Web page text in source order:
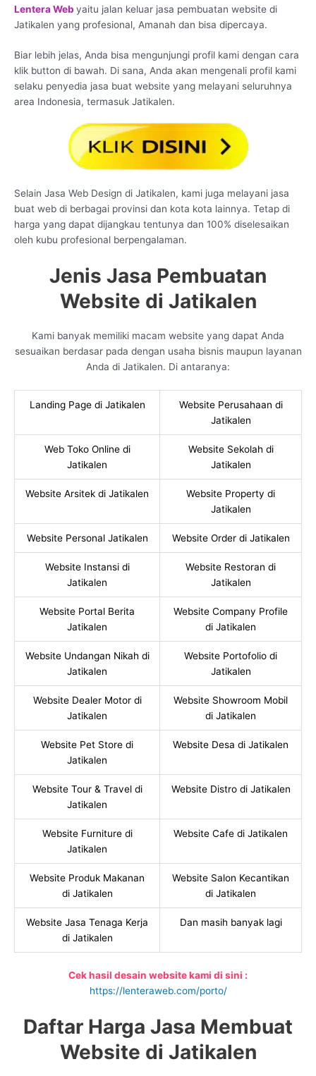
Lentera Web yaitu jalan keluar jasa pembuatan website di
Jatikalen yang profesional, Amanah dan bisa dipercaya.
Biar lebih jelas, Anda bisa mengunjungi profil kami dengan cara
klik button di bawah. Di sana, Anda akan mengenali profil kami
selaku penyedia jasa buat website yang melayani seluruhnya
area Indonesia, termasuk Jatikalen.
Selain Jasa Web Design di Jatikalen, kami juga melayani jasa
buat web di berbagai provinsi dan kota kota lainnya. Tetap di
harga yang dapat dijangkau tentunya dan 100% diselesaikan
oleh kubu profesional berpengalaman.
Jenis Jasa Pembuatan
Website di Jatikalen
Kami banyak memiliki macam website yang dapat Anda
sesuaikan berdasar pada dengan usaha bisnis maupun layanan
Anda di Jatikalen. Di antaranya:
Landing Page di Jatikalen
Website Perusahaan di
Jatikalen
Web Toko Online di
Jatikalen
Website Sekolah di
Jatikalen
Website Arsitek di Jatikalen
Website Property di
Jatikalen
Website Personal Jatikalen Website Order di Jatikalen
Website Instansi di
Jatikalen
Website Restoran di
Jatikalen
Website Portal Berita
Jatikalen
Website Company Profile
di Jatikalen
Website Undangan Nikah di
Jatikalen
Website Portofolio di
Jatikalen
Website Dealer Motor di
Jatikalen
Website Showroom Mobil
di Jatikalen
Website Pet Store di
Jatikalen
Website Desa di Jatikalen
Website Tour & Travel di
Jatikalen
Website Distro di Jatikalen
Website Furniture di
Jatikalen
Website Cafe di Jatikalen
Website Produk Makanan
di Jatikalen
Website Salon Kecantikan
di Jatikalen
Website Jasa Tenaga Kerja
di Jatikalen
Dan masih banyak lagi
Cek hasil desain website kami di sini :
https://lenteraweb.com/porto/
Daftar Harga Jasa Membuat
Website di Jatikalen